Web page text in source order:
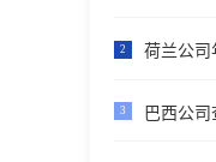
2 荷兰公司
3 巴西公